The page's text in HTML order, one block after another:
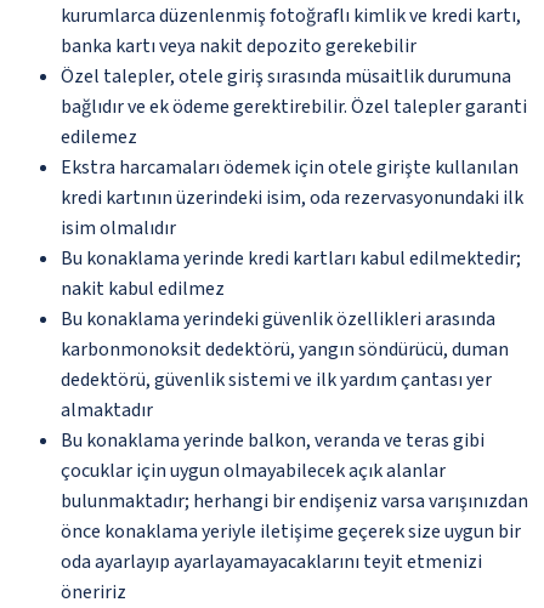
kurumlarca düzenlenmiş fotoğraflı kimlik ve kredi kartı,
banka kartı veya nakit depozito gerekebilir
Özel talepler, otele giriş sırasında müsaitlik durumuna
bağlıdır ve ek ödeme gerektirebilir. Özel talepler garanti
edilemez
Ekstra harcamaları ödemek için otele girişte kullanılan
kredi kartının üzerindeki isim, oda rezervasyonundaki ilk
isim olmalıdır
Bu konaklama yerinde kredi kartları kabul edilmektedir;
nakit kabul edilmez
Bu konaklama yerindeki güvenlik özellikleri arasında
karbonmonoksit dedektörü, yangın söndürücü, duman
dedektörü, güvenlik sistemi ve ilk yardım çantası yer
almaktadır
Bu konaklama yerinde balkon, veranda ve teras gibi
çocuklar için uygun olmayabilecek açık alanlar
bulunmaktadır; herhangi bir endişeniz varsa varışınızdan
önce konaklama yeriyle iletişime geçerek size uygun bir
oda ayarlayıp ayarlayamayacaklarını teyit etmenizi
öneririz